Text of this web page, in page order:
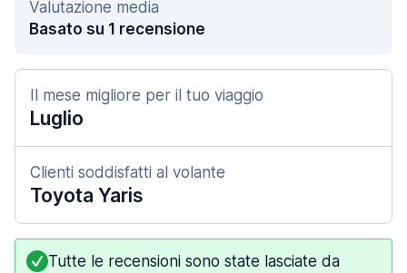
Valutazione media
Basato su 1 recensione
Il mese migliore per il tuo viaggio
Luglio
Clienti soddisfatti al volante
Toyota Yaris
Tutte le recensioni sono state lasciate da